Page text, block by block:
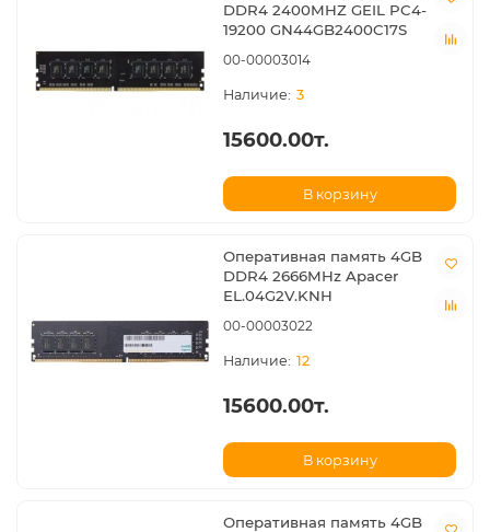
DDR4 2400MHZ GEIL PC4-
19200 GN44GB2400C17S
00-00003014
3
15600.00т.
В корзину
Оперативная память 4GB
DDR4 2666MHz Apacer
EL.04G2V.KNH
00-00003022
12
15600.00т.
В корзину
Оперативная память 4GB